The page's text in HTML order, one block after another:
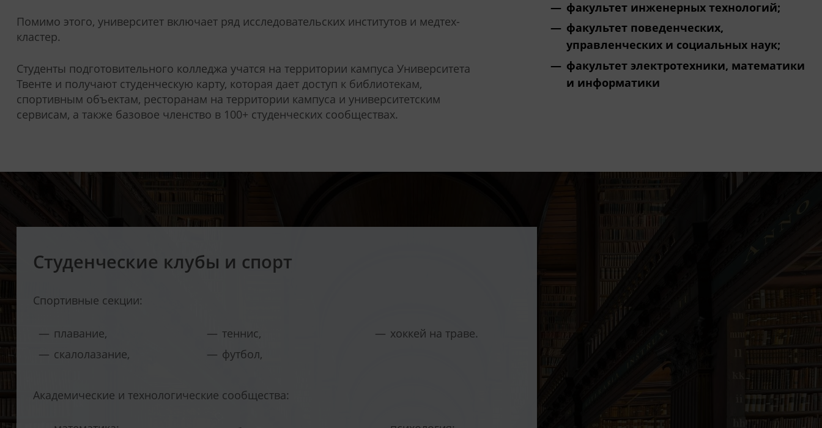
факультет инженерных технологий;
факультет поведенческих,
управленческих и социальных наук;
факультет электротехники, математики
и информатики
Помимо этого, университет включает ряд исследовательских институтов и медтех-
кластер.
Студенты подготовительного колледжа учатся на территории кампуса Университета
Твенте и получают студенческую карту, которая дает доступ к библиотекам,
спортивным объектам, ресторанам на территории кампуса и университетским
сервисам, а также базовое членство в 100+ студенческих сообществах.
Студенческие клубы и спорт
Спортивные секции:
плавание,
скалолазание,
теннис,
футбол,
хоккей на траве.
Академические и технологические сообщества: